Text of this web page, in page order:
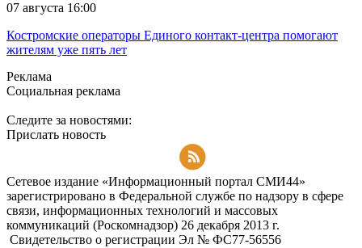
07 августа 16:00
Костромские операторы Единого контакт-центра помогают
жителям уже пять лет
Реклама
Социальная реклама
Следите за новостями:
Прислать новость
Сетевое издание «Информационный портал СМИ44»
зарегистрировано в Федеральной службе по надзору в сфере
связи, информационных технологий и массовых
коммуникаций (Роскомнадзор) 26 декабря 2013 г.
Свидетельство о регистрации Эл № ФC77-56556